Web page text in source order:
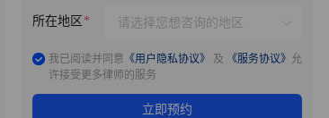
所在地区
我已阅读并同意 《用户隐私协议》 及 《服务协议》 允
许接受更多律师的服务
立即预约